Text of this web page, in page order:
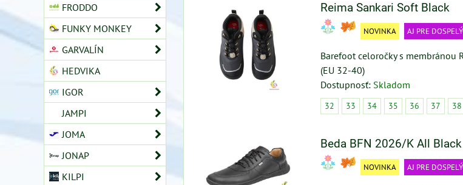
Reima Sankari Soft Black
NOVINKA AJ PRE
Barefoot celoročky s membránou
(EU 32-40)
Dostupnosť: Skladom
32 33 34 35 36 37 38
Beda BFN 2026/K All Black
NOVINKA AJ PRE
FRODDO
FUNKY MONKEY
GARVALÍN
HEDVIKA
IGOR
JAMPI
JOMA
JONAP
KILPI